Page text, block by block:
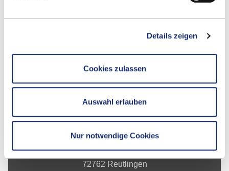
Details zeigen
Cookies zulassen
Auswahl erlauben
Nur notwendige Cookies
Contact
72762 Reutlingen